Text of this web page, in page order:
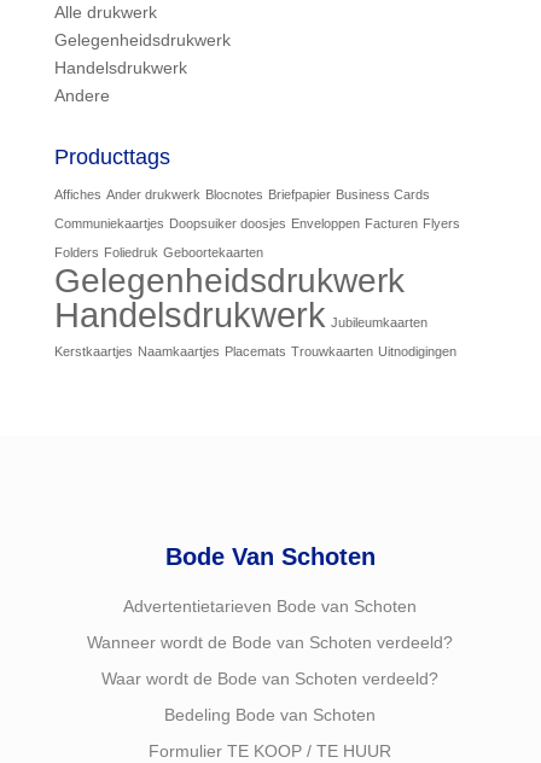
Alle drukwerk
Gelegenheidsdrukwerk
Handelsdrukwerk
Andere
Producttags
Affiches Ander drukwerk Blocnotes Briefpapier Business Cards
Communiekaartjes Doopsuiker doosjes Enveloppen Facturen Flyers
Folders Foliedruk Geboortekaarten
Gelegenheidsdrukwerk
Handelsdrukwerk Jubileumkaarten
Kerstkaartjes Naamkaartjes Placemats Trouwkaarten Uitnodigingen
Bode Van Schoten
Advertentietarieven Bode van Schoten
Wanneer wordt de Bode van Schoten verdeeld?
Waar wordt de Bode van Schoten verdeeld?
Bedeling Bode van Schoten
Formulier TE KOOP / TE HUUR